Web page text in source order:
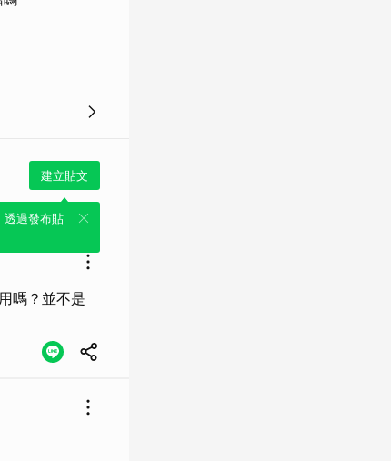
建立貼文
透過發布貼
嗎？並不是